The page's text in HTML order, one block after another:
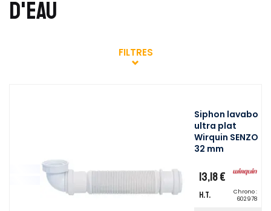
D'EAU
FILTRES
Siphon lavabo
ultra plat
Wirquin SENZO
32 mm
13,18 €
H.T.
Chrono :
602978